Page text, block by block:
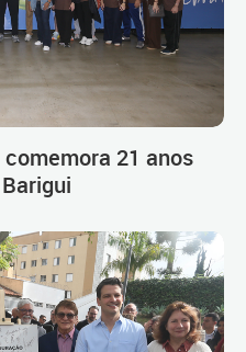
21 anos